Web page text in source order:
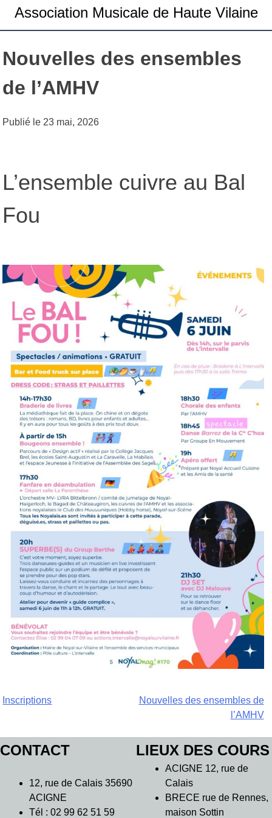
Association Musicale de Haute Vilaine
Nouvelles des ensembles
de l’AMHV
Publié le23 mai, 2026
L’ensemble cuivre au Bal
Fou
Navigation
l’article
Inscriptions
Nouvelles des ensembles de
l’AMHV
CONTACT
12, rue de Calais 35690
ACIGNE
Tél : 02 99 62 51 59
LIEUX DES COURS
ACIGNE 12, rue de
Calais
BRECE rue de Rennes,
maison Sottin